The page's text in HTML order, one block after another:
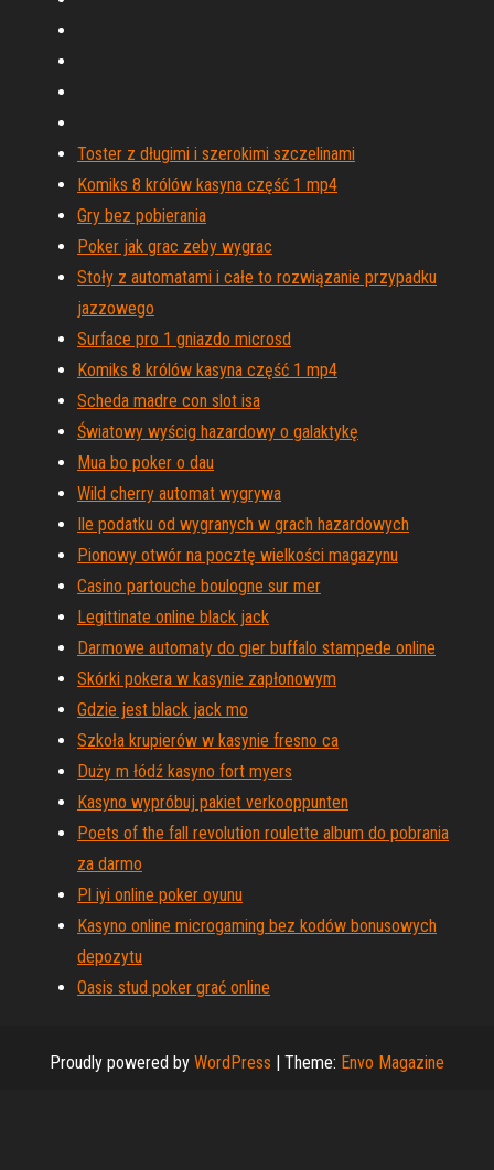
Toster z długimi i szerokimi szczelinami
Komiks 8 królów kasyna część 1 mp4
Gry bez pobierania
Poker jak grac zeby wygrac
Stoły z automatami i całe to rozwiązanie przypadku
jazzowego
Surface pro 1 gniazdo microsd
Komiks 8 królów kasyna część 1 mp4
Scheda madre con slot isa
Światowy wyścig hazardowy o galaktykę
Mua bo poker o dau
Wild cherry automat wygrywa
Ile podatku od wygranych w grach hazardowych
Pionowy otwór na pocztę wielkości magazynu
Casino partouche boulogne sur mer
Legittinate online black jack
Darmowe automaty do gier buffalo stampede online
Skórki pokera w kasynie zapłonowym
Gdzie jest black jack mo
Szkoła krupierów w kasynie fresno ca
Duży m łódź kasyno fort myers
Kasyno wypróbuj pakiet verkooppunten
Poets of the fall revolution roulette album do pobrania
za darmo
Pl iyi online poker oyunu
Kasyno online microgaming bez kodów bonusowych
depozytu
Oasis stud poker grać online
Proudly powered by WordPress | Theme: Envo Magazine